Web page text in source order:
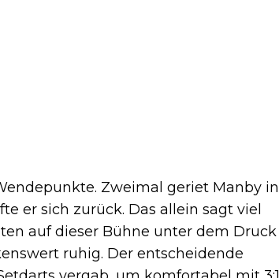
Zweimal geriet Manby in
er sich zurück. Das allein sagt viel
auf dieser Bühne unter dem Druck
ruhig. Der entscheidende